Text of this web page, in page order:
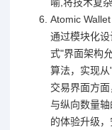
喻,将技术复
Atomic
通过模块化
式"界面架构
算法，实现
交易界面方
与纵向数量
的体验升级